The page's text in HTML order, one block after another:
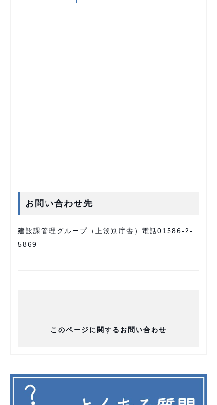
お問い合わせ先
建設課管理グループ（上湧別庁舎）電話01586-2-
5869
このページに関するお問い合わせ